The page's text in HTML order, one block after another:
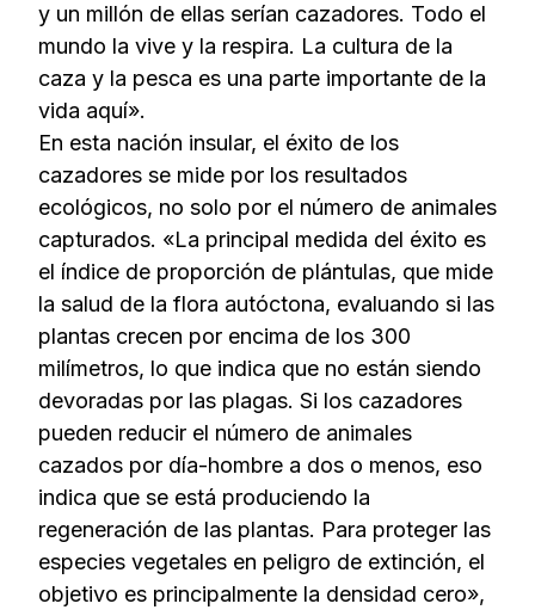
y un millón de ellas serían cazadores. Todo el
mundo la vive y la respira. La cultura de la
caza y la pesca es una parte importante de la
vida aquí».
En esta nación insular, el éxito de los
cazadores se mide por los resultados
ecológicos, no solo por el número de animales
capturados. «La principal medida del éxito es
el índice de proporción de plántulas, que mide
la salud de la flora autóctona, evaluando si las
plantas crecen por encima de los 300
milímetros, lo que indica que no están siendo
devoradas por las plagas. Si los cazadores
pueden reducir el número de animales
cazados por día-hombre a dos o menos, eso
indica que se está produciendo la
regeneración de las plantas. Para proteger las
especies vegetales en peligro de extinción, el
objetivo es principalmente la densidad cero»,